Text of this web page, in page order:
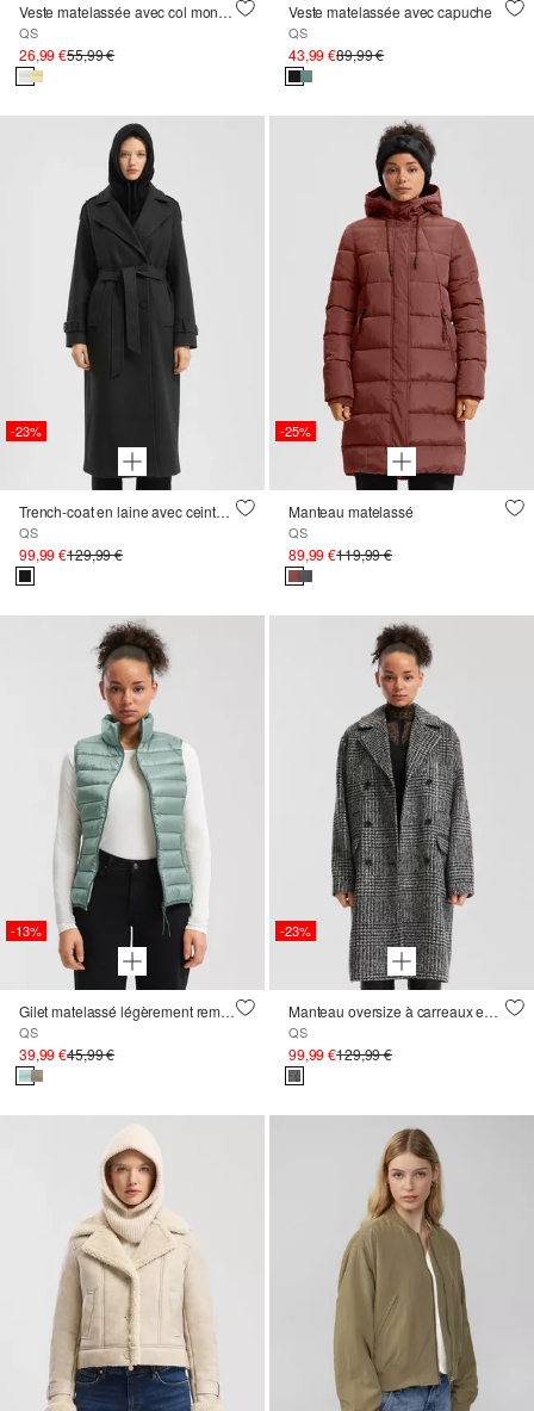
Veste matelassée avec col montant
QS
26,99 €55,99 €
Veste matelassée avec capuche
QS
43,99 €89,99 €
-23%
Trench-coat en laine avec ceinture
QS
99,99 €129,99 €
-25%
Manteau matelassé
QS
89,99 €119,99 €
-13%
Gilet matelassé légèrement rembourré
QS
39,99 €45,99 €
-23%
Manteau oversize à carreaux en laine
QS
99,99 €129,99 €